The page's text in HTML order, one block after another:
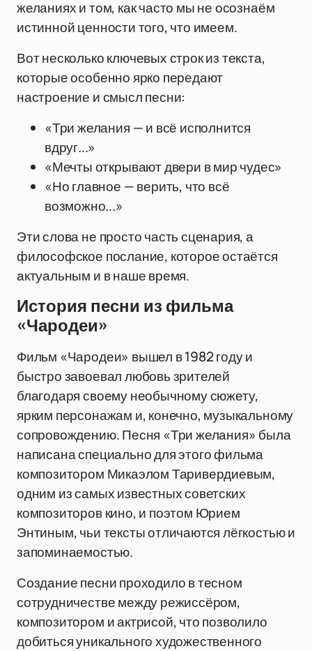
желаниях и том, как часто мы не осознаём
истинной ценности того, что имеем.
Вот несколько ключевых строк из текста,
которые особенно ярко передают
настроение и смысл песни:
«Три желания — и всё исполнится
вдруг...»
«Мечты открывают двери в мир чудес»
«Но главное — верить, что всё
возможно...»
Эти слова не просто часть сценария, а
философское послание, которое остаётся
актуальным и в наше время.
История песни из фильма
«Чародеи»
Фильм «Чародеи» вышел в 1982 году и
быстро завоевал любовь зрителей
благодаря своему необычному сюжету,
ярким персонажам и, конечно, музыкальному
сопровождению. Песня «Три желания» была
написана специально для этого фильма
композитором Микаэлом Таривердиевым,
одним из самых известных советских
композиторов кино, и поэтом Юрием
Энтиным, чьи тексты отличаются лёгкостью и
запоминаемостью.
Создание песни проходило в тесном
сотрудничестве между режиссёром,
композитором и актрисой, что позволило
добиться уникального художественного